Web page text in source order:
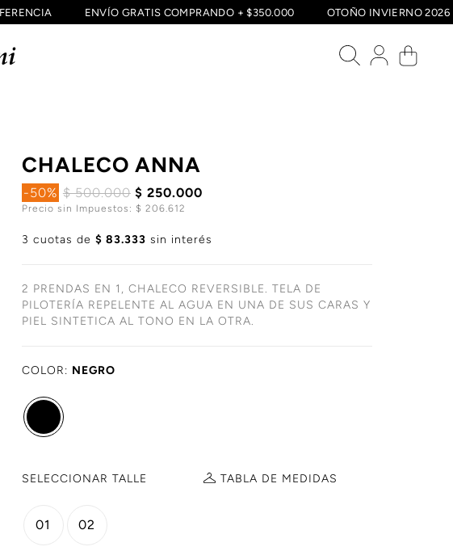
ENVÍO GRATIS COMPRANDO + $350.000 OTOÑO INVIERNO
CHALECO ANNA
-50% $ 500.000 $ 250.000
Precio sin Impuestos: $ 206.612
3 cuotas de $ 83.333 sin interés
2 PRENDAS EN 1, CHALECO REVERSIBLE. TELA DE
PILOTERÍA REPELENTE AL AGUA EN UNA DE SUS CARAS Y
PIEL SINTETICA AL TONO EN LA OTRA.
COLOR: NEGRO
SELECCIONAR TALLE TABLA DE MEDIDAS
01 02